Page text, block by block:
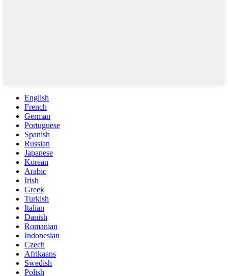
English
French
German
Portuguese
Spanish
Russian
Japanese
Korean
Arabic
Irish
Greek
Turkish
Italian
Danish
Romanian
Indonesian
Czech
Afrikaans
Swedish
Polish